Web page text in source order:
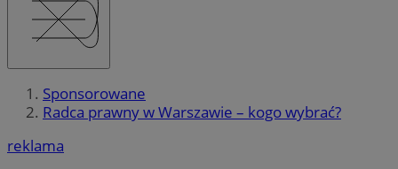
Sponsorowane
Radca prawny w Warszawie – kogo wybrać?
reklama